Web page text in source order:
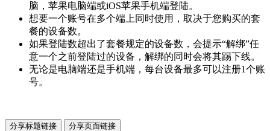
脑，苹果电脑端或iOS苹果手机端登陆。
想要一个账号在多个端上同时使用，取决于您购买的套
餐的设备数。
如果登陆数超出了套餐规定的设备数，会提示“解绑”任
意一个之前登陆过的设备，解绑的同时会将其踢下线。
无论是电脑端还是手机端，每台设备最多可以注册1个账
号。
分享标题链接 分享页面链接